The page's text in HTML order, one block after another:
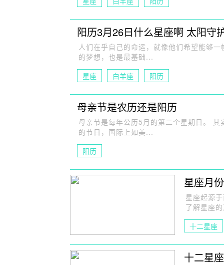
阳历3月26日什么星座啊 太阳守
人们在乎自己的命运，就像他们希望能够
的梦想，也是最基础...
星座
白羊座 阳历
母亲节是农历还是阳历
母亲节是每年公历5月的第二个星期日。
的节日，国际上如美...
阳历
星座月
星座起源
了解星座
十二星座
十二星